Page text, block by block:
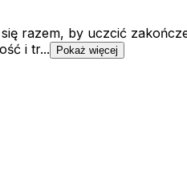
razem, by uczcić
i tr...
Pokaż więcej